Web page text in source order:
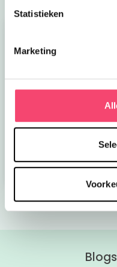
Statistieken
Marketing
Kroon op de taart bij
CODA
Bekijk nu